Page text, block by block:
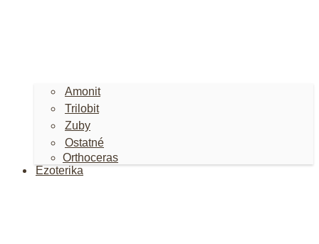
Amonit
Trilobit
Zuby
Ostatné
Orthoceras
Ezoterika